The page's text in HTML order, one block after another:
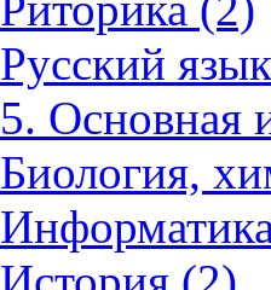
Русский
5. Основная
Биология,